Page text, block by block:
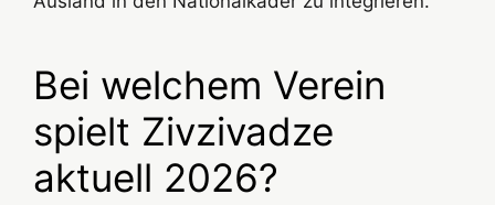
Bei welchem Verein
spielt Zivzivadze
aktuell 2026?